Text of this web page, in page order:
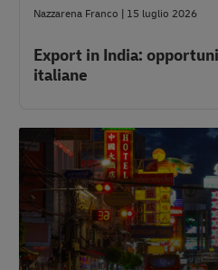
Export in India:
italiane
Nazzarena Franco | 15 luglio 2026